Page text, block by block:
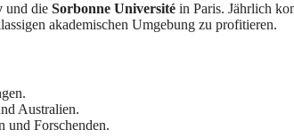
und die Sorbonne Université in Paris. Jährlich
akademischen Umgebung zu profitieren.
Australien.
und Forschenden.